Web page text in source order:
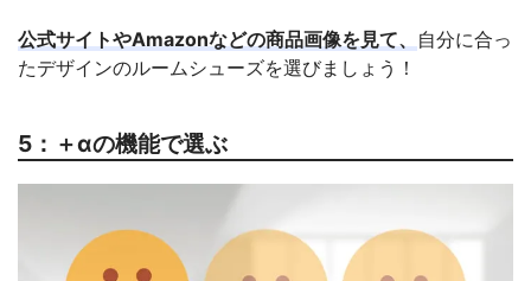
公式サイトやAmazonなどの商品画像を見て、 自分に合っ
たデザインのルームシューズを選びましょう！
5：＋αの機能で選ぶ